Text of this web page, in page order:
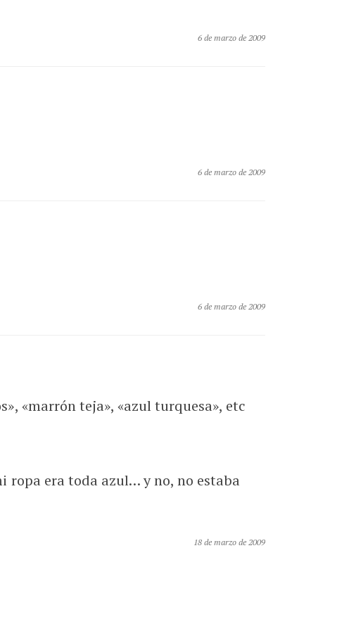
6 de marzo de 2009
6 de marzo de 2009
6 de marzo de 2009
«marrón teja», «azul turquesa», etc
ropa era toda azul… y no, no estaba
18 de marzo de 2009